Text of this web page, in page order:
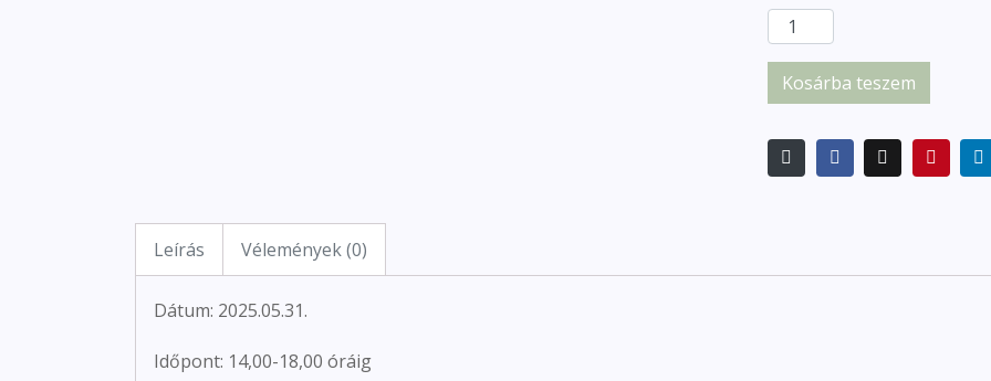
Kosárba teszem
Leírás Vélemények (0)
Dátum: 2025.05.31.
Időpont: 14,00-18,00 óráig